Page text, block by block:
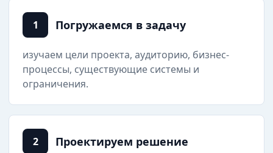
1 Погружаемся в задачу
изучаем цели проекта, аудиторию, бизнес-
процессы, существующие системы и
ограничения.
2 Проектируем решение